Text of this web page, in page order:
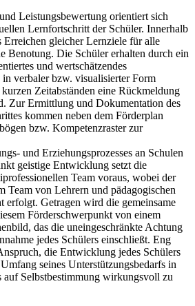
Leistungsbewertung orientiert sich
Lernfortschritt der Schüler. Innerhalb
Erreichen gleicher Lernziele für alle
Benotung. Die Schüler erhalten durch ein
und wertschätzendes
in verbaler bzw. visualisierter Form
Zeitabständen eine Rückmeldung
Zur Ermittlung und Dokumentation des
kommen neben dem Förderplan
bzw. Kompetenzraster zur
und Erziehungsprozesses an Schulen
geistige Entwicklung setzt die
Team voraus, wobei der
Team von Lehrern und pädagogischen
erfolgt. Getragen wird die gemeinsame
Förderschwerpunkt von einem
das die uneingeschränkte Achtung
jedes Schülers einschließt. Eng
die Entwicklung jedes Schülers
seines Unterstützungsbedarfs in
auf Selbstbestimmung wirkungsvoll zu